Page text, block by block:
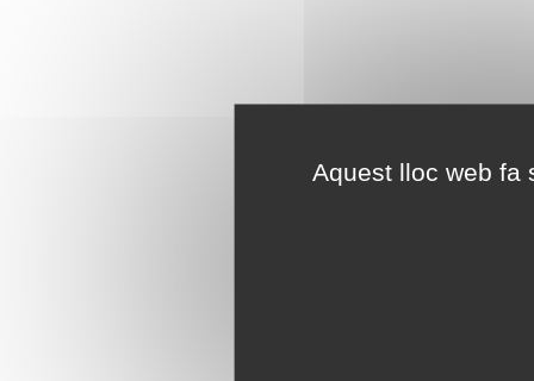
Aquest lloc web fa